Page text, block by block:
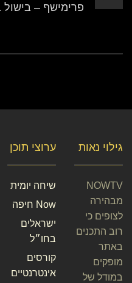
פרימישף –
ערוצי תוכן
שיחה יומית
Now חיפה
ישראלים
בחו״ל
קורסים
אינטרנטיים
גילוי נאות
NOWTV
מבהירה
לצופים כי
רוב התכנים
באתר
מופקים
במודל של